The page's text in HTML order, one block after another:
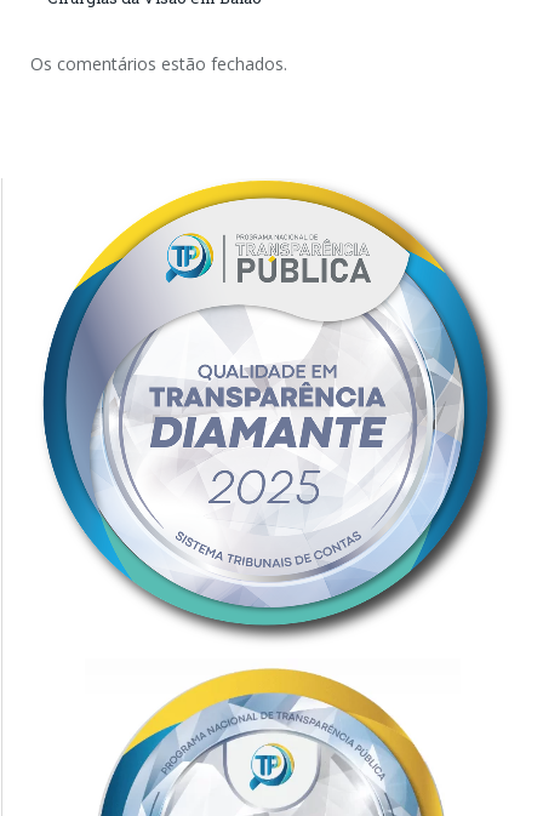
Os comentários estão fechados.